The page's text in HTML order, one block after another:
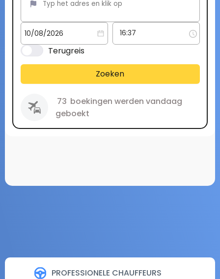
PROFESSIONELE CHAUFFEURS
Terugreis
Zoeken
73 boekingen werden vandaag
geboekt